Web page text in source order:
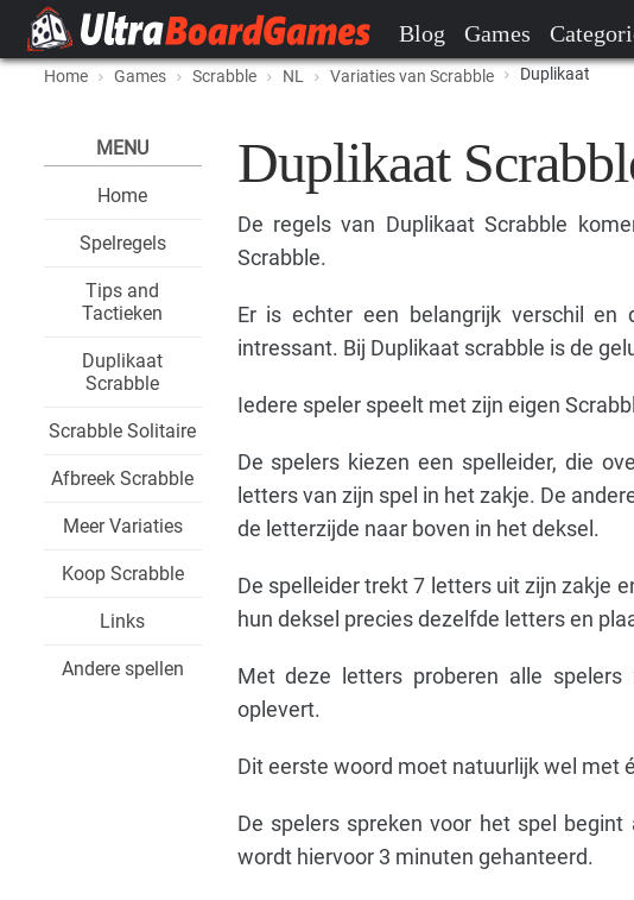
Blog Games
Home Games Scrabble NL Variaties van Scrabble Duplikaat
MENU
Home
Spelregels
Tips and
Tactieken
Duplikaat
Scrabble
Scrabble Solitaire
Afbreek Scrabble
Meer Variaties
Koop Scrabble
Links
Andere spellen
Duplikaat
De regels van Duplikaat Scrabble
Scrabble.
Er is echter een belangrijk verschil en
intressant. Bij Duplikaat scrabble is de
Iedere speler speelt met zijn eigen
De spelers kiezen een spelleider, die
letters van zijn spel in het zakje. De
de letterzijde naar boven in het deksel.
De spelleider trekt 7 letters uit zijn zakje
hun deksel precies dezelfde letters en
Met deze letters proberen alle
oplevert.
Dit eerste woord moet natuurlijk wel met
De spelers spreken voor het spel
wordt hiervoor 3 minuten gehanteerd.